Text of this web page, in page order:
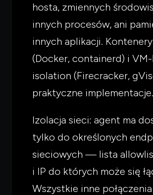
hosta, zmiennych
innych procesów, ani
innych aplikacji.
(Docker, containerd) i
isolation (Firecracker,
praktyczne implementacje.
Izolacja sieci: agent ma
tylko do określonych
sieciowych — lista
i IP do których może się
Wszystkie inne połączenia